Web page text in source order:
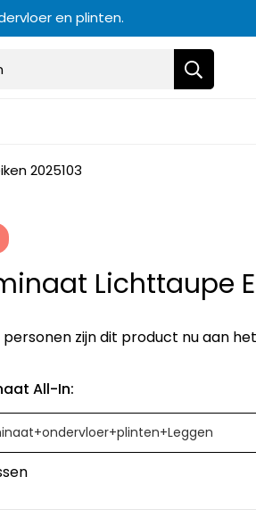
en plinten.
2025103
Lichttaupe
personen zijn dit product nu aan
All-In: